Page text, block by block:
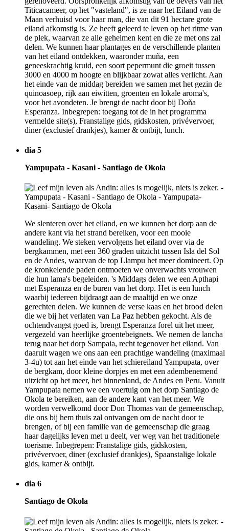
Titicacameer, op het "vasteland", is ze naar het Eiland van de
Maan verhuisd voor haar man, die van dit 91 hectare grote
eiland afkomstig is. Ze heeft geleerd te leven op het ritme van
de plek, waarvan ze alle geheimen kent en die ze met ons zal
delen. We kunnen haar plantages en de verschillende planten
van het eiland ontdekken, waaronder muña, een
geneeskrachtig kruid, een soort pepermunt die groeit tussen
3000 en 4000 m hoogte en blijkbaar zowat alles verlicht. Aan
het einde van de middag bereiden we samen met het gezin de
quinoasoep, rijk aan eiwitten, groenten en lokale aroma's,
voor het avondeten. Je brengt de nacht door bij Doña
Esperanza. Inbegrepen: toegang tot de in het programma
vermelde site(s), Franstalige gids, gidskosten, privévervoer,
diner (exclusief drankjes), kamer & ontbijt, lunch.
dia 5
Yampupata - Kasani - Santiago de Okola
We slenteren over het eiland, en we kunnen het dorp aan de
andere kant via het strand bereiken, voor een mooie
wandeling. We steken vervolgens het eiland over via de
bergkammen, met een 360 graden uitzicht tussen Isla del Sol
en de Andes, waarvan de top Llampu het meer domineert. Op
de kronkelende paden ontmoeten we onverwachts vrouwen
die hun lama's begeleiden. 's Middags delen we een Apthapi
met Esperanza en de buren van het dorp. Het is een lunch
waarbij iedereen bijdraagt aan de maaltijd en we onze
gerechten delen. We kunnen de verse kaas en het brood delen
die we bij het verlaten van La Paz hebben gekocht. Als de
ochtendvangst goed is, brengt Esperanza forel uit het meer,
vergezeld van heerlijke groentebeignets. We nemen de lancha
terug naar het dorp Sampaia, recht tegenover het eiland. Van
daaruit wagen we ons aan een prachtige wandeling (maximaal
3-4u) tot aan het einde van het schiereiland Yampupata, over
de bergkam, door kleine dorpjes en met een adembenemend
uitzicht op het meer, het binnenland, de Andes en Peru. Vanuit
Yampupata nemen we een voertuig om het dorp Santiago de
Okola te bereiken, aan de andere kant van het meer. We
worden verwelkomd door Don Thomas van de gemeenschap,
die ons bij hem thuis zal ontvangen om de nacht door te
brengen, of bij een familie van de gemeenschap die graag
haar dagelijks leven met u deelt, ver weg van het traditionele
toerisme. Inbegrepen: Franstalige gids, gidskosten,
privévervoer, diner (exclusief drankjes), Spaanstalige lokale
gids, kamer & ontbijt.
dia 6
Santiago de Okola